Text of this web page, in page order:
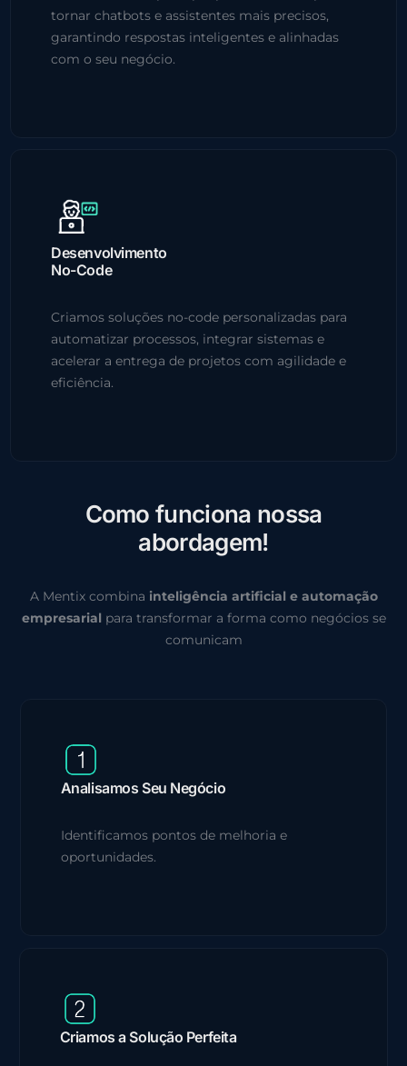
tornar chatbots e assistentes mais precisos,
garantindo respostas inteligentes e alinhadas
com o seu negócio.
Desenvolvimento
No-Code
Criamos soluções no-code personalizadas para
automatizar processos, integrar sistemas e
acelerar a entrega de projetos com agilidade e
eficiência.
Como funciona nossa
abordagem!
A Mentix combina inteligência artificial e automação
empresarial para transformar a forma como negócios se
comunicam
Analisamos Seu Negócio
Identificamos pontos de melhoria e
oportunidades.
Criamos a Solução Perfeita